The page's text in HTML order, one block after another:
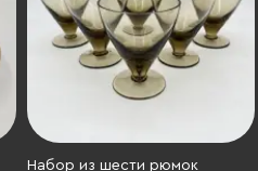
Набор из шести рюмок